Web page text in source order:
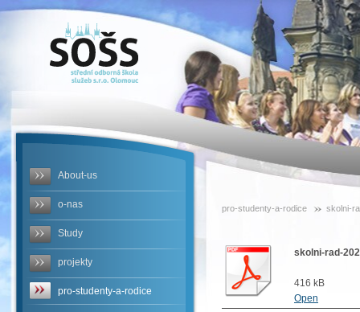
SOŠS -
skolni-rad-
About-us
o-nas
Study
projekty
pro-studenty-a-rodice
pro-studenty-a-rodice skolni-
skolni-rad-
416 kB
Open